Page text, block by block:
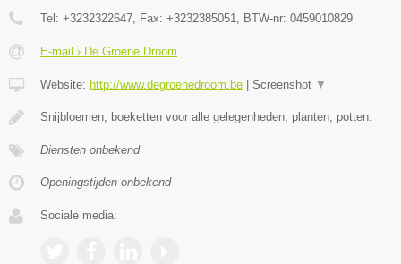
Tel: +3232322647, Fax: +3232385051, BTW-nr: 0459010829
E-mail › De Groene Droom
Website: http://www.degroenedroom.be Screenshot ▼
Snijbloemen, boeketten voor alle gelegenheden, planten, potten.
Diensten onbekend
Openingstijden onbekend
Sociale media: